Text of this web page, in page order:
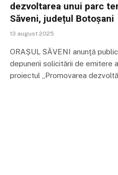
dezvoltarea unui parc
Săveni, județul Botoșani
13 august 2025
ORAȘUL SĂVENI anunţă
depunerii solicitării de emitere
proiectul „Promovarea